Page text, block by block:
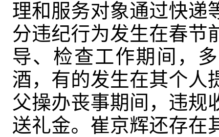
理和服务对象通过快递
分违纪行为发生在春节
导、检查工作期间，
酒，有的发生在其个人
父操办丧事期间，违规
送礼金。崔京辉还存在